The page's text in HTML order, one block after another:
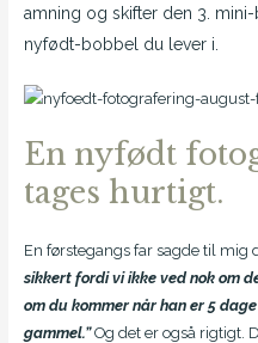
amning og skifter den 3.
nyfødt-bobbel du lever i.
En nyfødt
tages hurtigt.
En førstegangs far sagde til mig
sikkert fordi vi ikke ved nok om
om du kommer når han er 5
gammel.”Og det er også rigtigt.